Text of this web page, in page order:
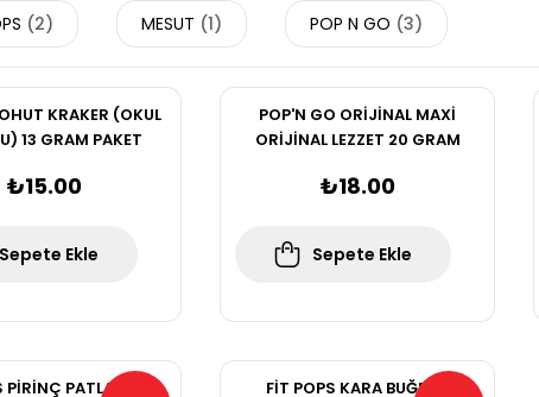
(2) MESUT (1) POP N GO (3)
KRAKER (OKUL
13 GRAM PAKET
₺15.00
Sepete Ekle
POP'N GO ORİJİNAL MAXİ
ORİJİNAL LEZZET 20 GRAM
₺18.00
Sepete Ekle
PİRİNÇ PATLAĞI 75
FİT POPS KARA BUĞDAY